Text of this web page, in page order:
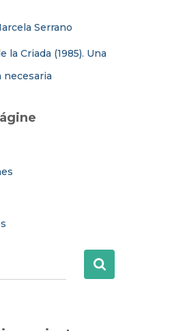
Serrano
la Criada (1985). Una
necesaria